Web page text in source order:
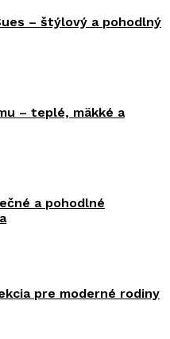
– štýlový a pohodlný
– teplé, mäkké a
a pohodlné
pre moderné rodiny